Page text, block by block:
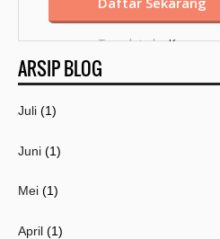
Template byKang
Mousir
ARSIP BLOG
Juli (1)
Juni (1)
Mei (1)
April (1)